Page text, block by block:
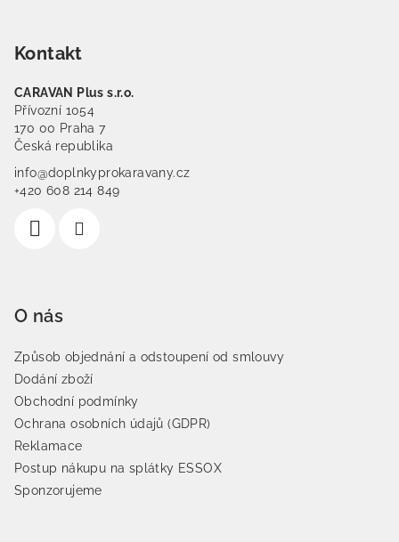
Kontakt
CARAVAN Plus s.r.o.
Přívozní 1054
170 00 Praha 7
Česká republika
info@doplnkyprokaravany.cz
+420 608 214 849
O nás
Způsob objednání a odstoupení od smlouvy
Dodání zboží
Obchodní podmínky
Ochrana osobních údajů (GDPR)
Reklamace
Postup nákupu na splátky ESSOX
Sponzorujeme